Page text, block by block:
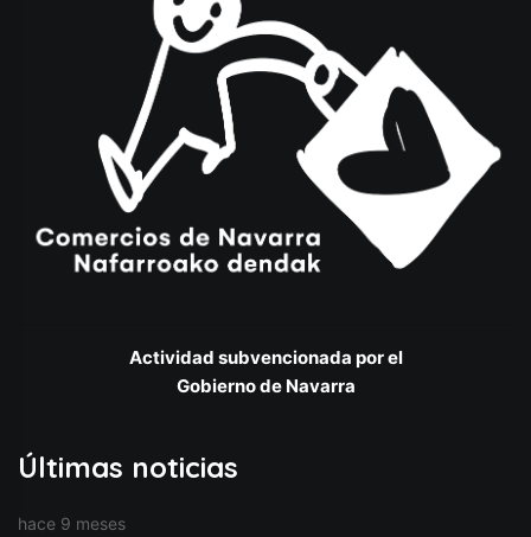
Actividad subvencionada por el
Gobierno de Navarra
Últimas noticias
hace 9 meses